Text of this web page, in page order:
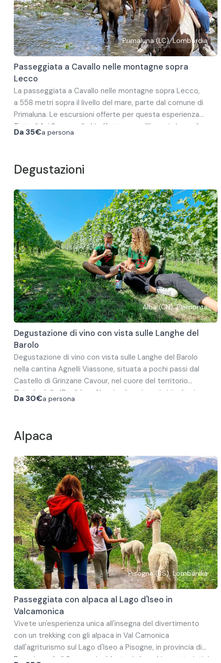
Primaluna (LC), Lombardia
Passeggiata a Cavallo nelle montagne sopra
Lecco
La passeggiata a Cavallo nelle montagne sopra Lecco,
a 558 metri sopra il livello del mare, parte dal comune di
Primaluna. Le escursioni offerte per questa esperienza
sono di 1 o 2 ore, a scelta.
Tutte le gite a cavallo si effettuano sull’ippovia lungo il
corso del fiume Pioverna, dove è possibile ammirare luoghi
stagione, e si raggiunge il bosco.
cavalca per la prima volta. È consigliato un abbigliamento
pantaloni lunghi.
Da35€a persona
Degustazioni
Alba (CN), Piemonte
Degustazione di vino con vista sulle Langhe del
Barolo
Degustazione di vino con vista sulle Langhe del Barolo
nella cantina Agnelli Viassone, situata a pochi passi dal
Castello di Grinzane Cavour, nel cuore del territorio
vinicolo delle Langhe.
Conoscerete Daniele e Alessia, due giovani viticoltori,
marito e moglie, e sarete accolti dall'asino Ubaldo, la loro
potrete ammirare il panorama sulle Langhe.
mostrate le tecniche di vinificazione e dell'affinamento
dei vini.
Infine degusterete 4 vini (1 bianco e 3 rossi)
accompagnati da tagliere misto di salumi e formaggi di
piccoli produttori locali.
Da30€a persona
Alpaca
Pisogne (BS), Lombardia
Passeggiata con alpaca al Lago d'Iseo in
Valcamonica
Vivete un'esperienza unica all'insegna del divertimento
con un trekking con gli alpaca in Val Camonica
dall'agriturismo sul Lago d'Iseo a Pisogne, in provincia di
Brescia.
Il percorso è di 2 ore e si addentra in boschi caratteristici